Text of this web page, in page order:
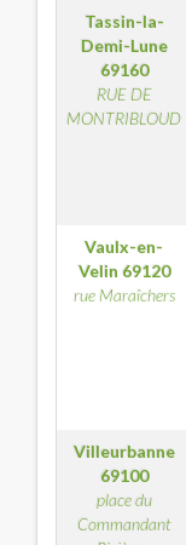
Tassin-la-
Demi-Lune
69160
RUE DE
MONTRIBLOUD
Vaulx-en-
Velin 69120
rue Maraîchers
Villeurbanne
69100
place du
Commandant